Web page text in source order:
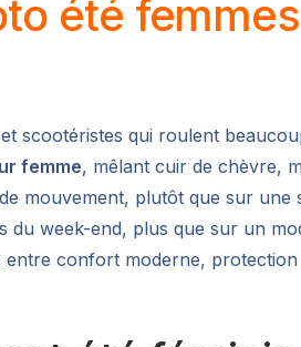
été
scootéristes qui roulent
femme, mêlant cuir de chèvre,
mouvement, plutôt que sur
week-end, plus que sur un
confort moderne,